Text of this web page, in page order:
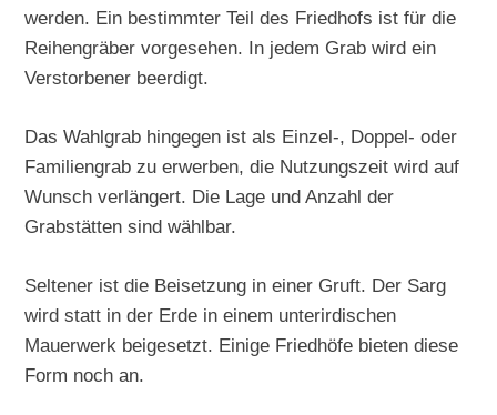
werden. Ein bestimmter Teil des Friedhofs ist für die
Reihengräber vorgesehen. In jedem Grab wird ein
Verstorbener beerdigt.
Das Wahlgrab hingegen ist als Einzel-, Doppel- oder
Familiengrab zu erwerben, die Nutzungszeit wird auf
Wunsch verlängert. Die Lage und Anzahl der
Grabstätten sind wählbar.
Seltener ist die Beisetzung in einer Gruft. Der Sarg
wird statt in der Erde in einem unterirdischen
Mauerwerk beigesetzt. Einige Friedhöfe bieten diese
Form noch an.